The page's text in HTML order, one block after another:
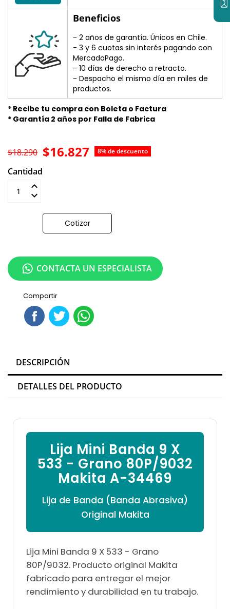
Beneficios
- 2 años de garantía. Únicos en Chile.
- 3 y 6 cuotas sin interés pagando con
MercadoPago.
- 10 días de derecho a retracto.
- Despacho el mismo día en miles de
productos.
* Recibe tu compra con Boleta o Factura
* Garantía 2 años por Falla de Fabrica
$16.827 8% de descuento
$18.290
Cantidad
Cotizar
Compartir
CONTACTA UN ESPECIALISTA
DESCRIPCIÓN
DETALLES DEL PRODUCTO
Lija Mini Banda 9 X
533 - Grano 80P/9032
Makita A-34469
Lija de Banda (Banda Abrasiva)
Original Makita
Lija Mini Banda 9 X 533 - Grano
80P/9032. Producto original Makita
fabricado para entregar el mejor
rendimiento y durabilidad en tu trabajo.